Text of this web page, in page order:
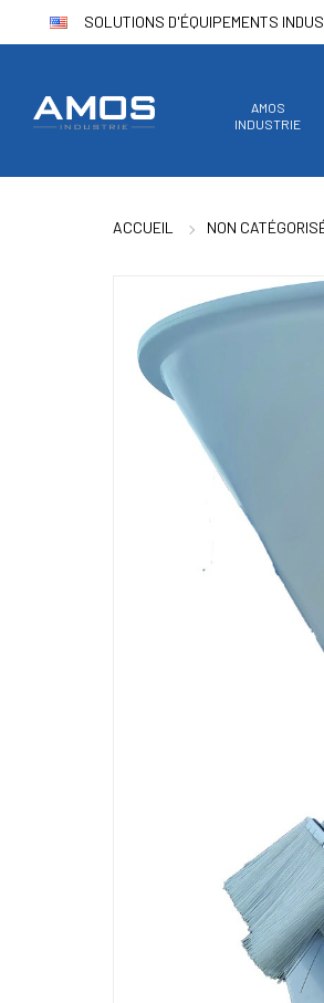
SOLUTIONS D'ÉQUIPEMENTS
AMOS
INDUSTRIE
ACCUEIL NON